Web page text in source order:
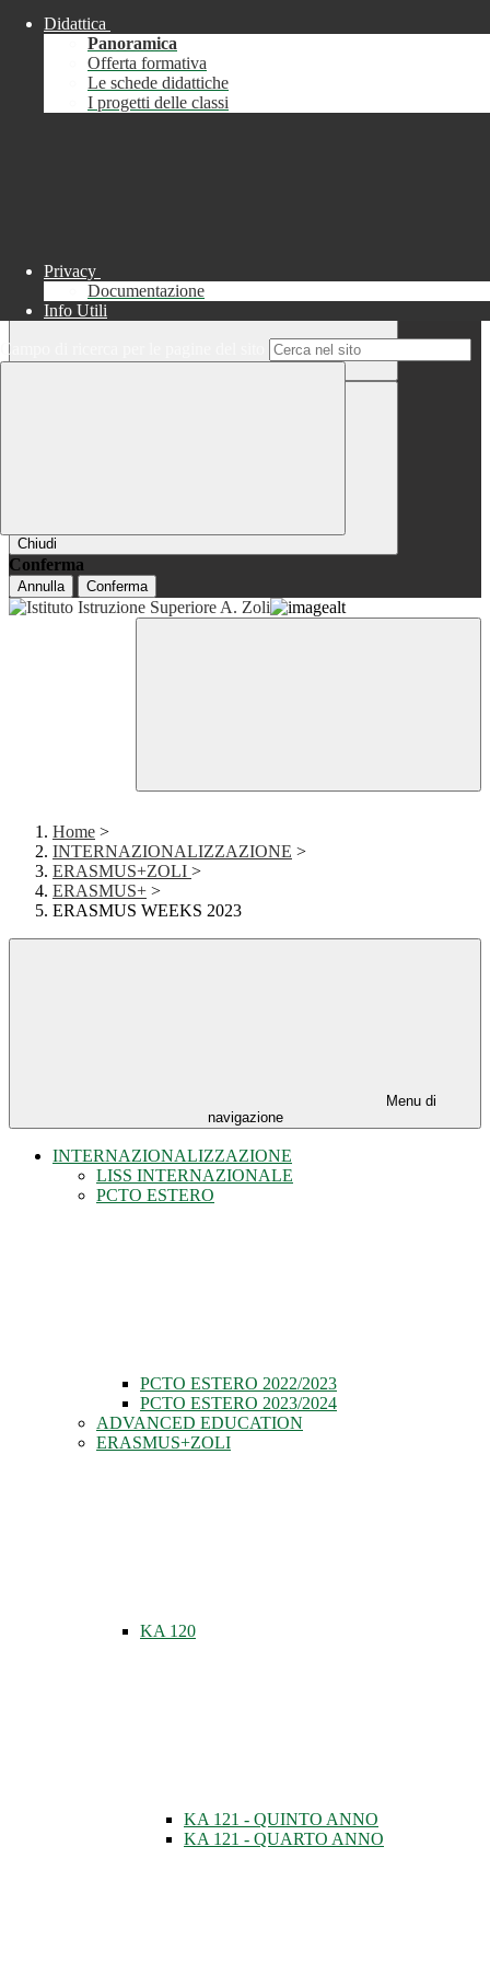
Chiudi
Informazione
Chiudi
Conferma
Annulla Conferma
Didattica
Panoramica
Offerta formativa
Le schede didattiche
I progetti delle classi
Privacy
Documentazione
Info Utili
Campo di ricerca per le pagine del sito
Home >
INTERNAZIONALIZZAZIONE >
ERASMUS+ZOLI >
ERASMUS+ >
ERASMUS WEEKS 2023
Menu di
navigazione
INTERNAZIONALIZZAZIONE
LISS INTERNAZIONALE
PCTO ESTERO
PCTO ESTERO 2022/2023
PCTO ESTERO 2023/2024
ADVANCED EDUCATION
ERASMUS+ZOLI
KA 120
KA 121 - QUINTO ANNO
KA 121 - QUARTO ANNO